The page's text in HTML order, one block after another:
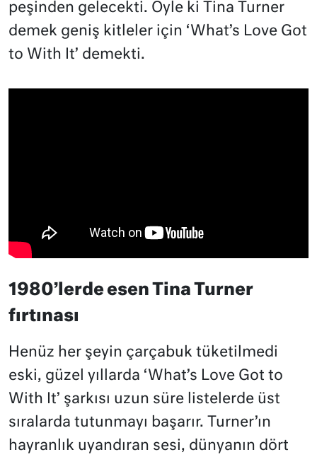
peşinden gelecekti. Öyle ki Tina Turner
demek geniş kitleler için ‘What’s Love Got
to With It’ demekti.
1980’lerde esen Tina Turner
fırtınası
Henüz her şeyin çarçabuk tüketilmedi
eski, güzel yıllarda ‘What’s Love Got to
With It’ şarkısı uzun süre listelerde üst
sıralarda tutunmayı başarır. Turner’ın
hayranlık uyandıran sesi, dünyanın dört